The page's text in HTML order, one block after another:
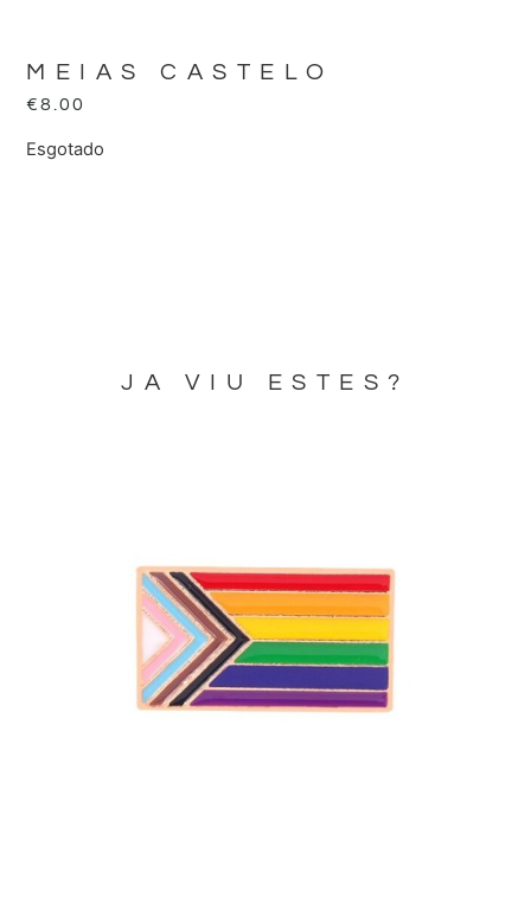
MEIAS CASTELO
€8.00
Esgotado
JA VIU ESTES?